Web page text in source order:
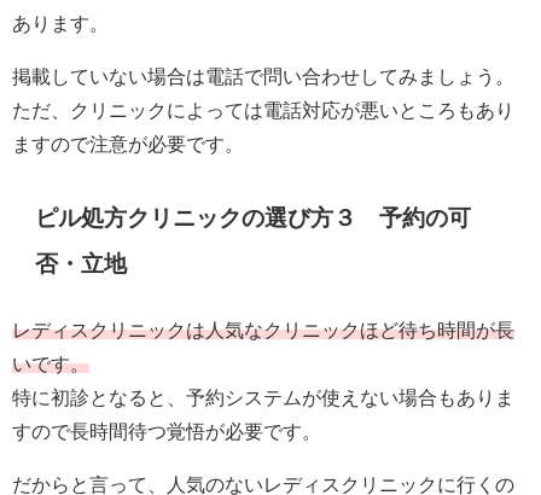
あります。
掲載していない場合は電話で問い合わせしてみましょう。
ただ、クリニックによっては電話対応が悪いところもあり
ますので注意が必要です。
ピル処方クリニックの選び方３ 予約の可
否・立地
レディスクリニックは人気なクリニックほど待ち時間が長
いです。
特に初診となると、予約システムが使えない場合もありま
すので長時間待つ覚悟が必要です。
だからと言って、人気のないレディスクリニックに行くの